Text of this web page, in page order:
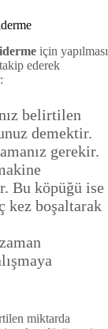
için yapılması
ederek
belirtilen
demektir.
gerekir.
Bu köpüğü ise
kez boşaltarak
miktarda